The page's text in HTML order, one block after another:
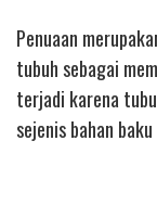
Penuaan
tubuh sebagai
terjadi karena
sejenis bahan